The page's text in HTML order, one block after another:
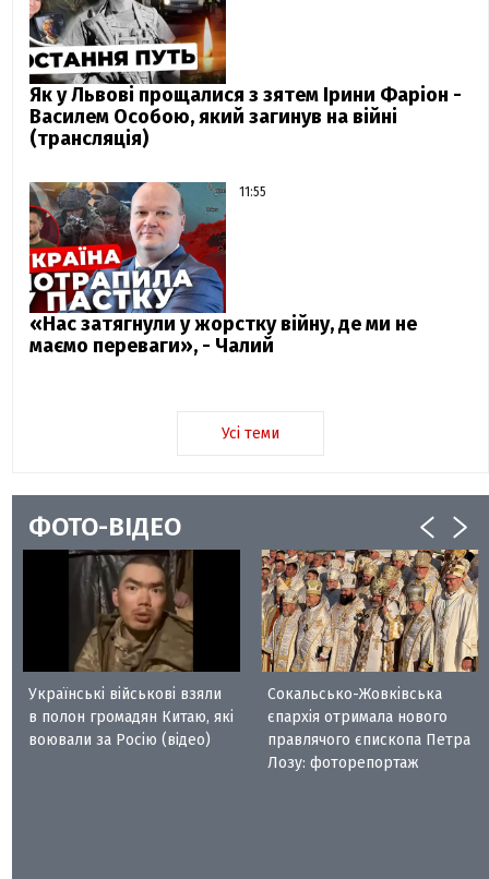
Як у Львові прощалися з зятем Ірини Фаріон -
Василем Особою, який загинув на війні
(трансляція)
11:55
«Нас затягнули у жорстку війну, де ми не
маємо переваги», - Чалий
Усі теми
ФОТО-ВІДЕО
Українські військові взяли
в полон громадян Китаю, які
воювали за Росію (відео)
Сокальсько-Жовківська
єпархія отримала нового
правлячого єпископа Петра
Лозу: фоторепортаж